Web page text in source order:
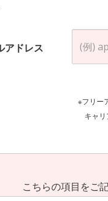
アドレス
※フリー
ールの場合、ご自
こちらの項目をご